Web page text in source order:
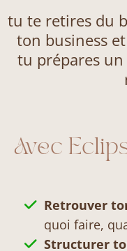
tu te retires du
ton business
tu prépares
Avec
Retrouver
quoi faire,
Structurer